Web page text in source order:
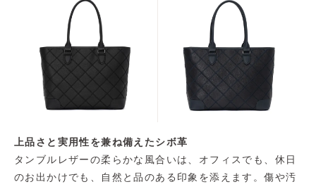
上品さと実用性を兼ね備えたシボ革
タンブルレザーの柔らかな風合いは、オフィスでも、休日
のお出かけでも、自然と品のある印象を添えます。傷や汚